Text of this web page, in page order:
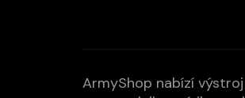
ArmyShop nabízí